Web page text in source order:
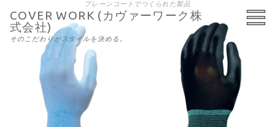
COVER WORK (カヴァーワーク株
式会社)
そのこだわりがスタイルを決める。
プレーンコートでつくられた製品